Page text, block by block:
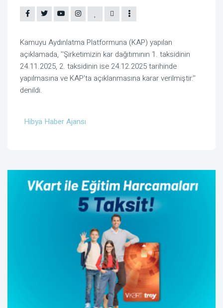
Kamuyu Aydınlatma Platformuna (KAP) yapılan
açıklamada, ''Şirketimizin kar dağıtımının 1. taksidinin
24.11.2025, 2. taksidinin ise 24.12.2025 tarihinde
yapılmasına ve KAP'ta açıklanmasına karar verilmiştir.''
denildi.
Hibya Haber Ajansı